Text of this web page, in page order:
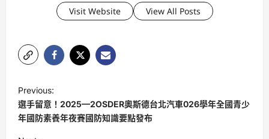
Visit Website View All Posts
o
s
Previous:
選手留意！2025—2OSDER奧斯德台北汽車026學年全國青少
年國防素養年夜賽國防知識要點發布